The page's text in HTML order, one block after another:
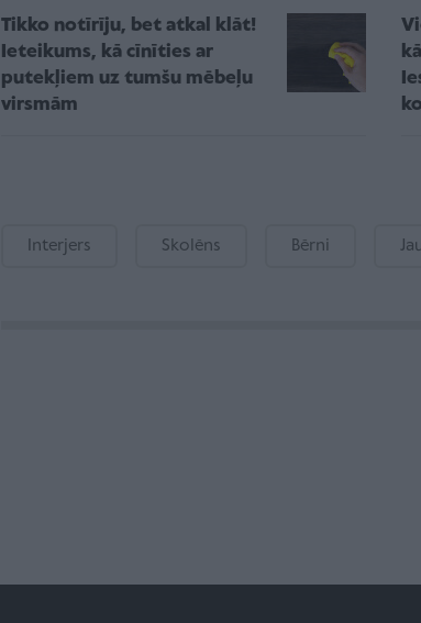
Tikko notīrīju, bet atkal klāt!
Ieteikums, kā cīnīties ar
putekļiem uz tumšu mēbeļu
virsmām
Interjers Skolēns Bērni